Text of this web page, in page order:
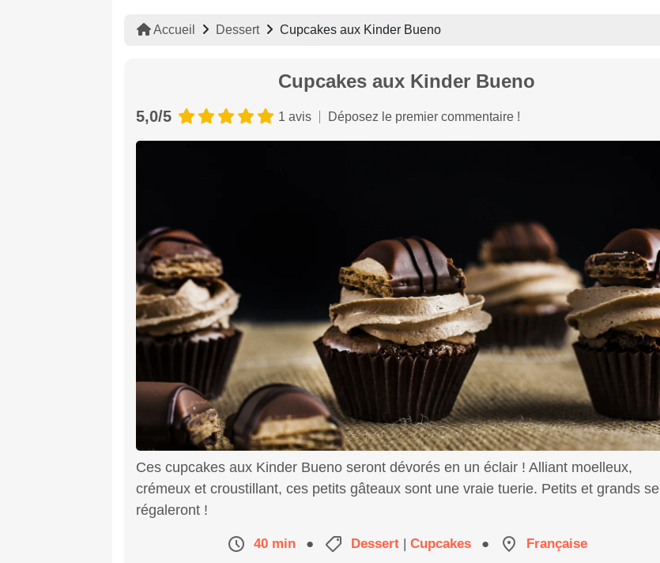
Accueil Dessert Cupcakes aux Kinder Bueno
Cupcakes aux Kinder Bueno
5,0/5 1 avis Déposez le premier commentaire !
Ces cupcakes aux Kinder Bueno seront dévorés en un éclair ! Alliant moelleux,
crémeux et croustillant, ces petits gâteaux sont une vraie tuerie. Petits et grands se
régaleront !
40 min ● Dessert | Cupcakes ● Française